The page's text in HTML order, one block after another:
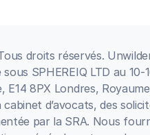
droits réservés.
SPHEREIQ LTD au 10-
E14 8PX Londres,
cabinet d’avocats, des
par la SRA. Nous